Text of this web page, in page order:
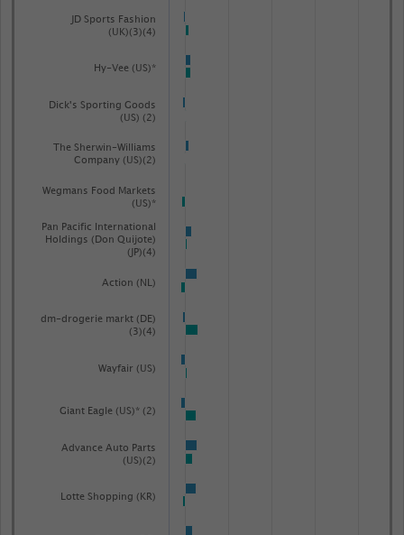
Dick's Sporting Goods
(US) (2)
Lotte Shopping (KR)
JD Sports Fashion
(UK)(3)(4)
Hy-Vee (US)*
The Sherwin-Williams
Company (US)(2)
Wegmans Food Markets
(US)*
Pan Pacific International
Holdings (Don Quijote)
(JP)(4)
Action (NL)
dm-drogerie markt (DE)
(3)(4)
Wayfair (US)
Giant Eagle (US)* (2)
Advance Auto Parts
(US)(2)